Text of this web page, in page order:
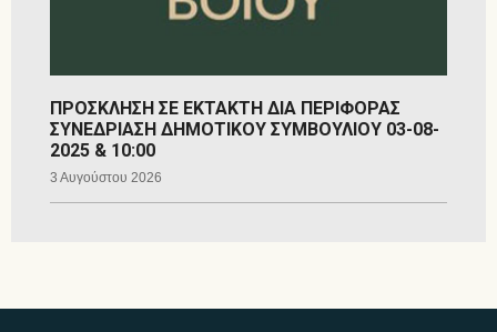
ΠΡΟΣΚΛΗΣΗ ΣΕ ΕΚΤΑΚΤΗ ΔΙΑ ΠΕΡΙΦΟΡΑΣ
ΣΥΝΕΔΡΙΑΣΗ ΔΗΜΟΤΙΚΟΥ ΣΥΜΒΟΥΛΙΟΥ 03-08-
2025 & 10:00
3 Αυγούστου 2026